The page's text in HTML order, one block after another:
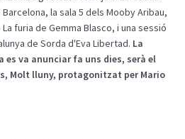
la sala 5 dels Mooby Aribau,
furia de Gemma Blasco, i una sessió
de Sorda d'Eva Libertad. La
va anunciar fa uns dies, serà el
Molt lluny, protagonitzat per Mario